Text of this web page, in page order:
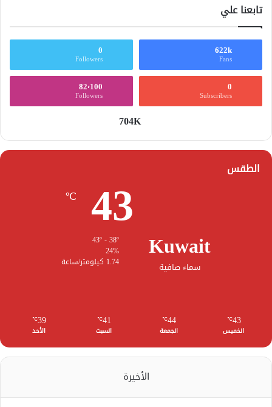
تابعنا علي
622k
Fans
0
Followers
0
Subscribers
82٬100
Followers
704K
الطقس
Kuwait
سماء صافية
43
℃
24%
1.74 كيلومتر/ساعة
43
℃
الخميس
44
℃
الجمعة
41
℃
السبت
39
℃
الأحد
الأخيرة